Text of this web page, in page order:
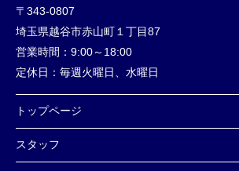
〒343-0807
埼玉県越谷市赤山町１丁目87
営業時間： 9:00～18:00
定休日： 毎週火曜日、水曜日
トップページ
スタッフ